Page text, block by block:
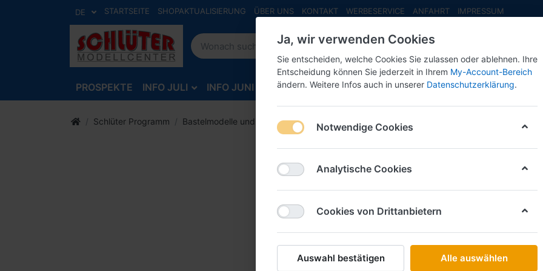
DE STARTSEITE SHOPAKTUALISIERUNG ÜBER UNS KONTAKT WERBESERVICE ANFAHRT IMPRESSUM
PROSPEKTE INFO JULI INFO JUNI INFO MAI NEU EINGETROFFEN NEUHEITEN
Schlüter Programm Bastelmodelle und Zubehör Auflieger Planen-Aufl. Megatrailer GardPL Aufl.
Schlüter
(silber
Art.-Nr.
Ja, wir verwenden Cookies
Sie entscheiden, welche Cookies Sie zulassen oder ablehnen. Ihre
Entscheidung können Sie jederzeit in Ihrem My-Account-Bereich
ändern. Weitere Infos auch in unserer Datenschutzerklärung.
Notwendige Cookies
Analytische Cookies
Cookies von Drittanbietern
Auswahl bestätigen Alle auswählen